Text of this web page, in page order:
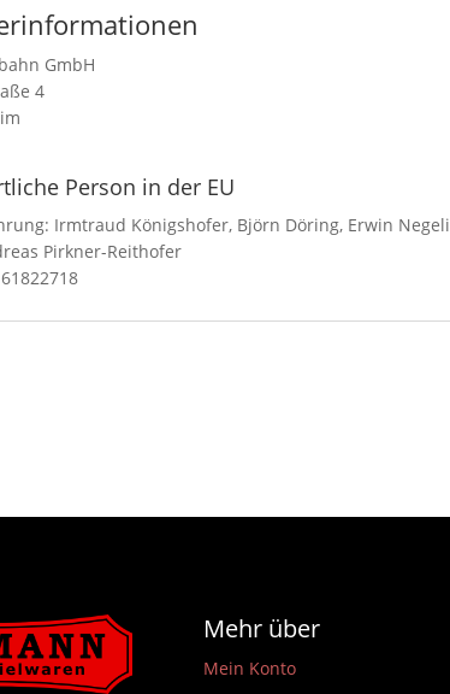
GmbH
4
Person in der EU
Irmtraud Königshofer, Björn Döring, Erwin Negeli
Pirkner-Reithofer
Mehr über
Mein Konto